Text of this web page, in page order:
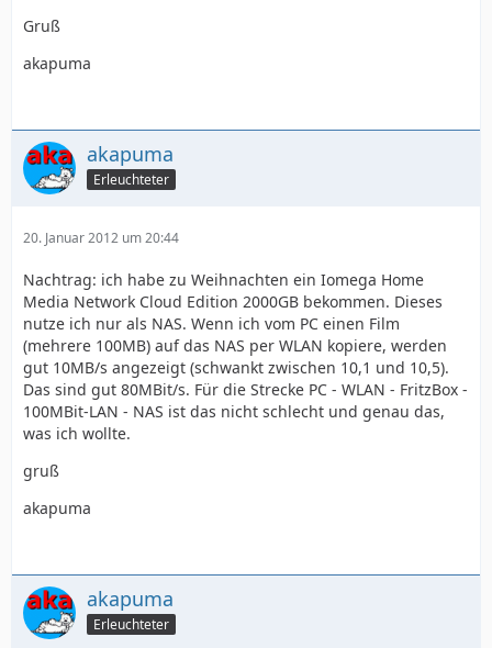
Gruß
akapuma
akapuma
Erleuchteter
20. Januar 2012 um 20:44
Nachtrag: ich habe zu Weihnachten ein Iomega Home
Media Network Cloud Edition 2000GB bekommen. Dieses
nutze ich nur als NAS. Wenn ich vom PC einen Film
(mehrere 100MB) auf das NAS per WLAN kopiere, werden
gut 10MB/s angezeigt (schwankt zwischen 10,1 und 10,5).
Das sind gut 80MBit/s. Für die Strecke PC - WLAN - FritzBox -
100MBit-LAN - NAS ist das nicht schlecht und genau das,
was ich wollte.
gruß
akapuma
akapuma
Erleuchteter